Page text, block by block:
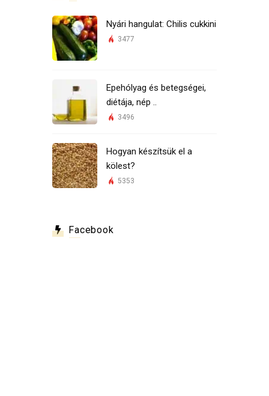
Nyári hangulat: Chilis cukkini
3477
Epehólyag és betegségei,
diétája, nép ..
3496
Hogyan készítsük el a
kölest?
5353
Facebook